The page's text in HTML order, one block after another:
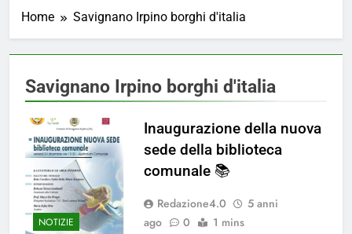
4 Mesi Ago
ORDINANZA N. 8/2026 –
PARZIALE REVOCA DEL DIVIETO
POTABILE
4 Mesi Ago
📢Aggiornamento Situazione
5 Mesi Ago
⚠️ Emergenza Acqua a
Savignano Irpino: Ordinanza n. 7
del 26 Marzo 2026
5 Mesi Ago
Mangiaplastica: Più ricicli, più
risparmi!
Home Savignano Irpino borghi d'italia
Savignano Irpino borghi d'italia
NOTIZIE
Inaugurazione della nuova
sede della biblioteca
comunale 📚
Redazione4.0
5 anni
ago
0 1 mins